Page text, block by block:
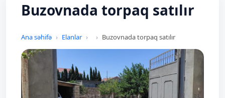
Buzovnada torpaq satılır
Ana səhifə Elanlar Buzovnada torpaq satılır